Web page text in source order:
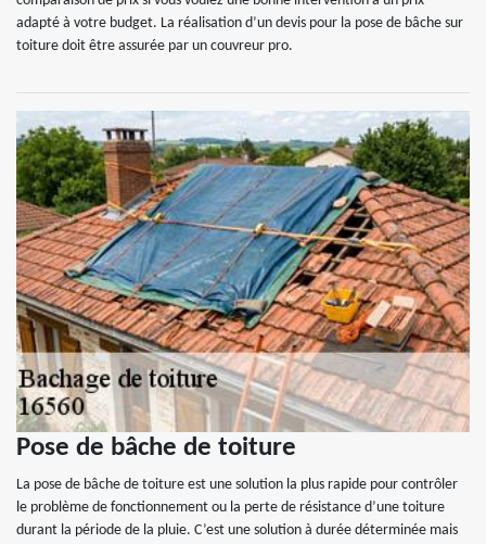
adapté à votre budget. La réalisation d’un devis pour la pose de bâche sur
toiture doit être assurée par un couvreur pro.
Pose de bâche de toiture
La pose de bâche de toiture est une solution la plus rapide pour contrôler
le problème de fonctionnement ou la perte de résistance d’une toiture
durant la période de la pluie. C’est une solution à durée déterminée mais